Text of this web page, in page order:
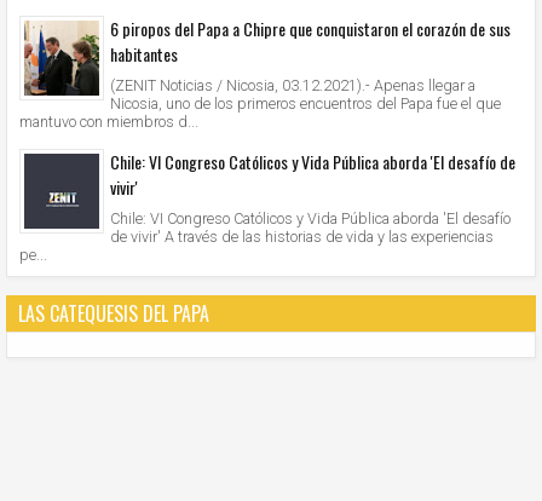
6 piropos del Papa a Chipre que conquistaron el corazón de sus
habitantes
(ZENIT Noticias / Nicosia, 03.12.2021).- Apenas llegar a
Nicosia, uno de los primeros encuentros del Papa fue el que
mantuvo con miembros d...
Chile: VI Congreso Católicos y Vida Pública aborda 'El desafío de
vivir'
Chile: VI Congreso Católicos y Vida Pública aborda 'El desafío
de vivir' A través de las historias de vida y las experiencias
pe...
LAS CATEQUESIS DEL PAPA